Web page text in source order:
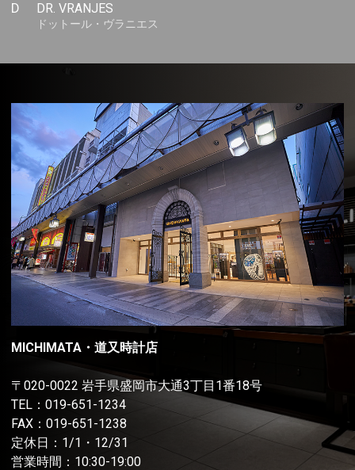
D DR. VRANJES
ドットール・ヴラニエス
MICHIMATA・道又時計店
〒020-0022 岩手県盛岡市大通3丁目1番18号
TEL： 019-651-1234
FAX：019-651-1238
定休日：1/1・12/31
営業時間：10:30-19:00